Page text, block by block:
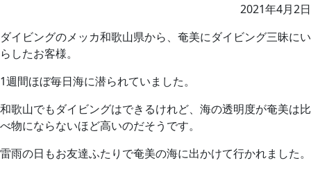
2021年4月2日
ダイビングのメッカ和歌山県から、奄美にダイビング三昧にい
らしたお客様。
1週間ほぼ毎日海に潜られていました。
和歌山でもダイビングはできるけれど、海の透明度が奄美は比
べ物にならないほど高いのだそうです。
雷雨の日もお友達ふたりで奄美の海に出かけて行かれました。